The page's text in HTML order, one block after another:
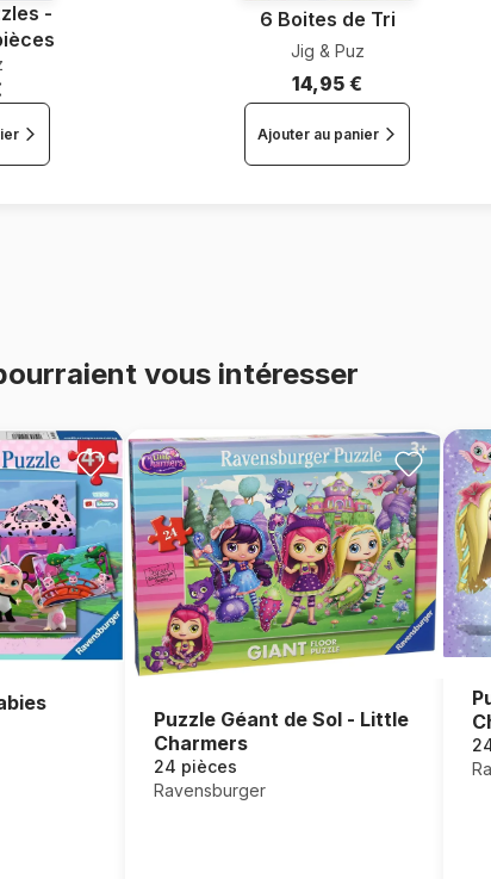
-
6 Boites de Tri
Jig & Puz
14,95 €
Ajouter au panier
vous intéresser
Puzzle Géant de Sol - Little
Charmers
24 pièces
Ravensburger